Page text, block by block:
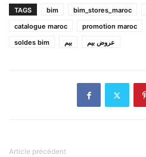
TAGS bim bim_stores_maroc
catalogue maroc
promotion maroc
soldes bim
بيم عروض بيم
Article précédent